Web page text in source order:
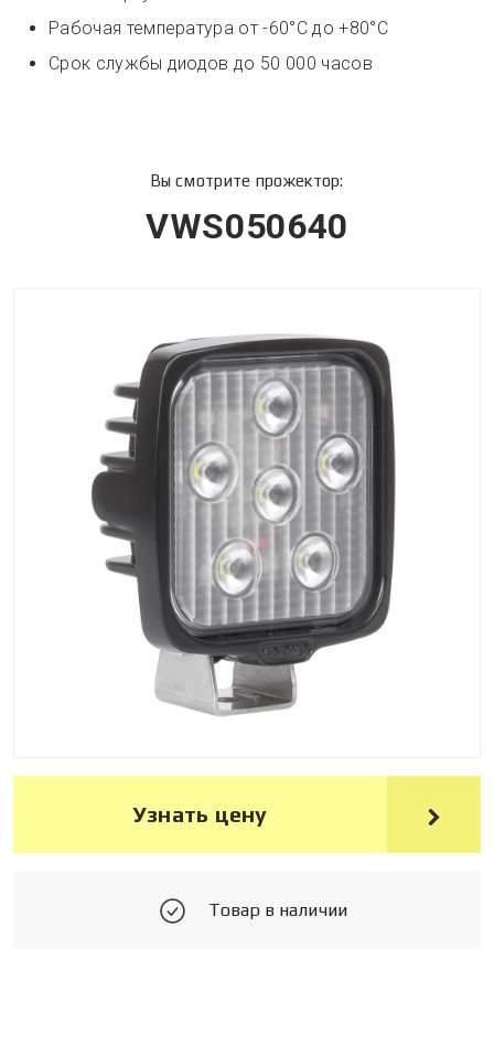
Рабочая температура от -60°C до +80°С
Срок службы диодов до 50 000 часов
Вы смотрите прожектор:
VWS050640
Узнать цену
Товар в наличии